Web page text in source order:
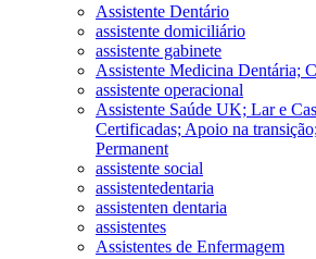
Assistente Dentário
assistente domiciliário
assistente gabinete
Assistente Medicina Dentária;
assistente operacional
Assistente Saúde UK; Lar e
Certificadas; Apoio na
Permanent
assistente social
assistentedentaria
assistenten dentaria
assistentes
Assistentes de Enfermagem